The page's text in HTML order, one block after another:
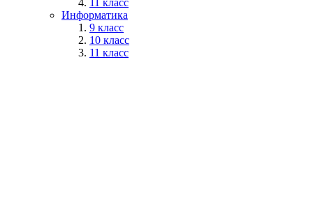
11 класс
Информатика
9 класс
10 класс
11 класс